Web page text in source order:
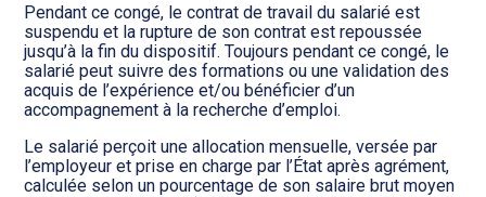
Pendant ce congé, le contrat de travail du salarié est
suspendu et la rupture de son contrat est repoussée
jusqu’à la fin du dispositif. Toujours pendant ce congé, le
salarié peut suivre des formations ou une validation des
acquis de l’expérience et/ou bénéficier d’un
accompagnement à la recherche d’emploi.
Le salarié perçoit une allocation mensuelle, versée par
l’employeur et prise en charge par l’État après agrément,
calculée selon un pourcentage de son salaire brut moyen